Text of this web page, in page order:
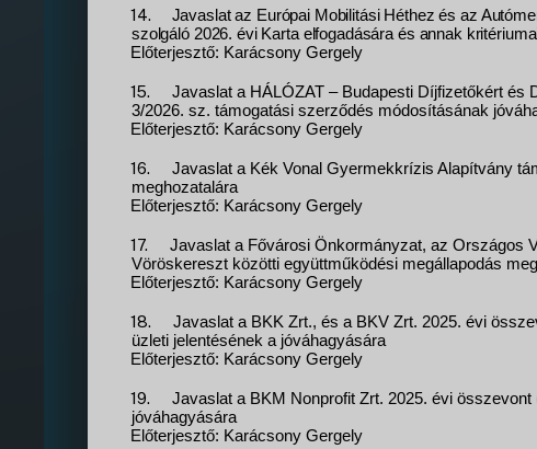
14.
Javaslat az Európai Mobilitási Héthez és az
szolgáló 2026. évi Karta elfogadására és annak
Előterjesztő: Karácsony Gergely
15.
Javaslat a HÁLÓZAT – Budapesti Díjfizetőkért és
3/2026. sz. támogatási szerződés módosításának
Előterjesztő: Karácsony Gergely
16.
Javaslat a Kék Vonal Gyermekkrízis Alapítvány
meghozatalára
Előterjesztő: Karácsony Gergely
17.
Javaslat a Fővárosi Önkormányzat, az Országos
Vöröskereszt közötti együttműködési megállapodás
Előterjesztő: Karácsony Gergely
18.
Javaslat a BKK Zrt., és a BKV Zrt. 2025. évi
üzleti jelentésének a jóváhagyására
Előterjesztő: Karácsony Gergely
19.
Javaslat a BKM Nonprofit Zrt. 2025. évi
jóváhagyására
Előterjesztő: Karácsony Gergely